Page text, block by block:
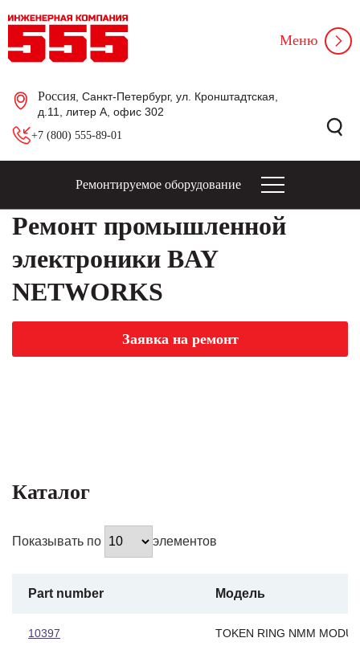
Россия , Санкт-Петербург, ул. Кронштадтская,
д.11, литер А, офис 302
+7 (800) 555-89-01
Меню
Ремонтируемое оборудование
Ремонт промышленной
электроники BAY
NETWORKS
Заявка на ремонт
Каталог
Показывать по элементов
Part number Модель
10397 TOKEN RING NMM